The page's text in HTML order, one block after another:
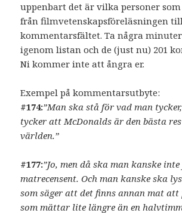
uppenbart det är vilka personer
från filmvetenskapsföreläsningen
kommentarsfältet. Ta några
igenom listan och de (just nu) 201
Ni kommer inte att ångra er.
Exempel på kommentarsutbyte:
#174:”Man ska stå för vad man
tycker att McDonalds är den bästa
världen.”
#177:”Jo, men då ska man kanske
matrecensent. Och man kanske ska
som säger att det finns annan mat
som mättar lite längre än en